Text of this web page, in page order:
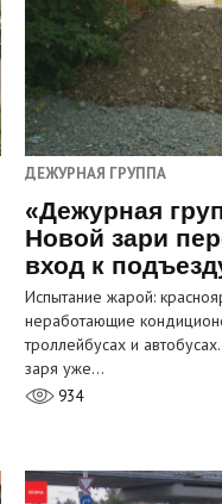
ДЕЖУРНАЯ ГРУППА
«Дежурная
Новой зари
вход к
Испытание жарой:
неработающие
троллейбусах и
заря уже…
934